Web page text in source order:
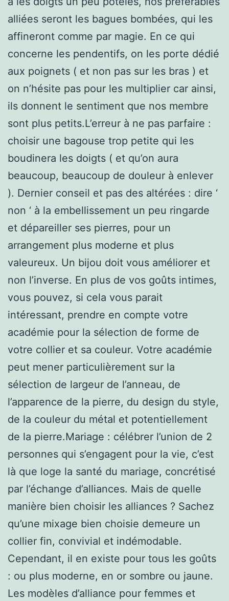
alliées seront les bagues bombées, qui les
affineront comme par magie. En ce qui
concerne les pendentifs, on les porte dédié
aux poignets ( et non pas sur les bras ) et
on n’hésite pas pour les multiplier car ainsi,
ils donnent le sentiment que nos membre
sont plus petits.L’erreur à ne pas parfaire :
choisir une bagouse trop petite qui les
boudinera les doigts ( et qu’on aura
beaucoup, beaucoup de douleur à enlever
). Dernier conseil et pas des altérées : dire ‘
non ‘ à la embellissement un peu ringarde
et dépareiller ses pierres, pour un
arrangement plus moderne et plus
valeureux. Un bijou doit vous améliorer et
non l’inverse. En plus de vos goûts intimes,
vous pouvez, si cela vous parait
intéressant, prendre en compte votre
académie pour la sélection de forme de
votre collier et sa couleur. Votre académie
peut mener particulièrement sur la
sélection de largeur de l’anneau, de
l’apparence de la pierre, du design du style,
de la couleur du métal et potentiellement
de la pierre.Mariage : célébrer l’union de 2
personnes qui s’engagent pour la vie, c’est
là que loge la santé du mariage, concrétisé
par l’échange d’alliances. Mais de quelle
manière bien choisir les alliances ? Sachez
qu’une mixage bien choisie demeure un
collier fin, convivial et indémodable.
Cependant, il en existe pour tous les goûts
: ou plus moderne, en or sombre ou jaune.
Les modèles d’alliance pour femmes et